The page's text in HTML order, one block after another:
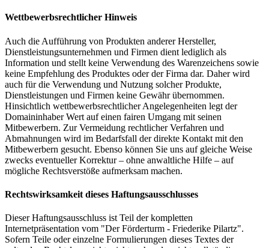
Wettbewerbsrechtlicher Hinweis
Auch die Aufführung von Produkten anderer Hersteller,
Dienstleistungsunternehmen und Firmen dient lediglich als
Information und stellt keine Verwendung des Warenzeichens sowie
keine Empfehlung des Produktes oder der Firma dar. Daher wird
auch für die Verwendung und Nutzung solcher Produkte,
Dienstleistungen und Firmen keine Gewähr übernommen.
Hinsichtlich wettbewerbsrechtlicher Angelegenheiten legt der
Domaininhaber Wert auf einen fairen Umgang mit seinen
Mitbewerbern. Zur Vermeidung rechtlicher Verfahren und
Abmahnungen wird im Bedarfsfall der direkte Kontakt mit den
Mitbewerbern gesucht. Ebenso können Sie uns auf gleiche Weise
zwecks eventueller Korrektur – ohne anwaltliche Hilfe – auf
mögliche Rechtsverstöße aufmerksam machen.
Rechtswirksamkeit dieses Haftungsausschlusses
Dieser Haftungsausschluss ist Teil der kompletten
Internetpräsentation vom "Der Förderturm - Friederike Pilartz".
Sofern Teile oder einzelne Formulierungen dieses Textes der